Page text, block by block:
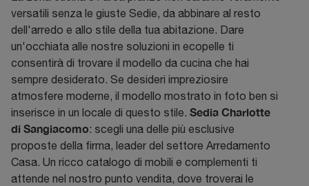
versatili senza le giuste Sedie, da abbinare al resto
dell'arredo e allo stile della tua abitazione. Dare
un'occhiata alle nostre soluzioni in ecopelle ti
consentirà di trovare il modello da cucina che hai
sempre desiderato. Se desideri impreziosire
atmosfere moderne, il modello mostrato in foto ben si
inserisce in un locale di questo stile. Sedia Charlotte
di Sangiacomo: scegli una delle più esclusive
proposte della firma, leader del settore Arredamento
Casa. Un ricco catalogo di mobili e complementi ti
attende nel nostro punto vendita, dove troverai le